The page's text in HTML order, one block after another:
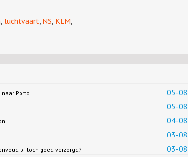
luchtvaart NS KLM
05-
Porto
05-
04-
03-
03-
of toch goed verzorgd?